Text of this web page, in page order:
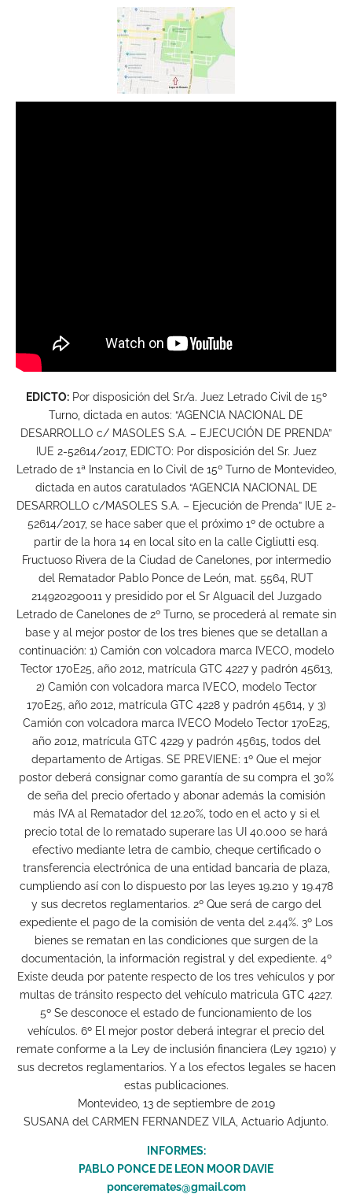
EDICTO:Por disposición del Sr/a. Juez Letrado Civil de 15º
Turno, dictada en autos: “AGENCIA NACIONAL DE
DESARROLLO c/ MASOLES S.A. – EJECUCIÓN DE PRENDA”
IUE 2-52614/2017, EDICTO: Por disposición del Sr. Juez
Letrado de 1ª Instancia en lo Civil de 15º Turno de Montevideo,
dictada en autos caratulados “AGENCIA NACIONAL DE
DESARROLLO c/MASOLES S.A. – Ejecución de Prenda” IUE 2-
52614/2017, se hace saber que el próximo 1º de octubre a
partir de la hora 14 en local sito en la calle Cigliutti esq.
Fructuoso Rivera de la Ciudad de Canelones, por intermedio
del Rematador Pablo Ponce de León, mat. 5564, RUT
214920290011 y presidido por el Sr Alguacil del Juzgado
Letrado de Canelones de 2º Turno, se procederá al remate sin
base y al mejor postor de los tres bienes que se detallan a
continuación: 1) Camión con volcadora marca IVECO, modelo
Tector 170E25, año 2012, matrícula GTC 4227 y padrón 45613,
2) Camión con volcadora marca IVECO, modelo Tector
170E25, año 2012, matrícula GTC 4228 y padrón 45614, y 3)
Camión con volcadora marca IVECO Modelo Tector 170E25,
año 2012, matrícula GTC 4229 y padrón 45615, todos del
departamento de Artigas. SE PREVIENE: 1º Que el mejor
postor deberá consignar como garantía de su compra el 30%
de seña del precio ofertado y abonar además la comisión
más IVA al Rematador del 12.20%, todo en el acto y si el
precio total de lo rematado superare las UI 40.000 se hará
efectivo mediante letra de cambio, cheque certificado o
transferencia electrónica de una entidad bancaria de plaza,
cumpliendo así con lo dispuesto por las leyes 19.210 y 19.478
y sus decretos reglamentarios. 2º Que será de cargo del
expediente el pago de la comisión de venta del 2.44%. 3º Los
bienes se rematan en las condiciones que surgen de la
documentación, la información registral y del expediente. 4º
Existe deuda por patente respecto de los tres vehículos y por
multas de tránsito respecto del vehículo matricula GTC 4227.
5º Se desconoce el estado de funcionamiento de los
vehículos. 6º El mejor postor deberá integrar el precio del
remate conforme a la Ley de inclusión financiera (Ley 19210) y
sus decretos reglamentarios. Y a los efectos legales se hacen
estas publicaciones.
Montevideo, 13 de septiembre de 2019
SUSANA del CARMEN FERNANDEZ VILA, Actuario Adjunto.
INFORMES:
PABLO PONCE DE LEON MOOR DAVIE
ponceremates@gmail.com